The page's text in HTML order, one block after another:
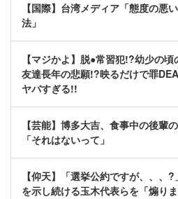
【国際】台湾メディア「態度の悪
法」
【マジかよ】脱●常習犯!?幼少の
友達長年の悲願!?映るだけで罪
ヤバすぎる!!
【芸能】博多大吉、食事中の後輩
「それはないって」
【仰天】「選挙公約ですが、、、
を示し続ける玉木代表らを「煽り